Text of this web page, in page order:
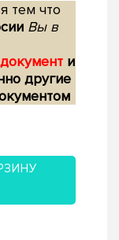
тем что
Вы в
и
другие